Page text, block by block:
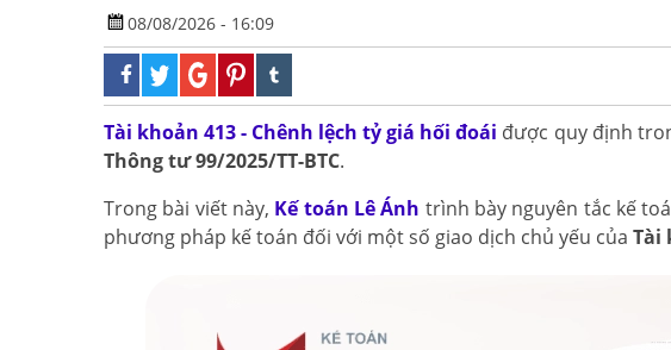
08/08/2026 - 16:09
Tài khoản 413 - Chênh lệch tỷ giá hối đoái được quy định
Thông tư 99/2025/TT-BTC.
Trong bài viết này, Kế toán Lê Ánh trình bày nguyên tắc kế
phương pháp kế toán đối với một số giao dịch chủ yếu của Tài